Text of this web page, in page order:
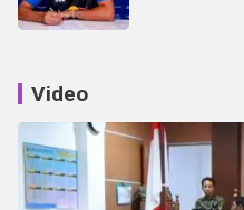
Video